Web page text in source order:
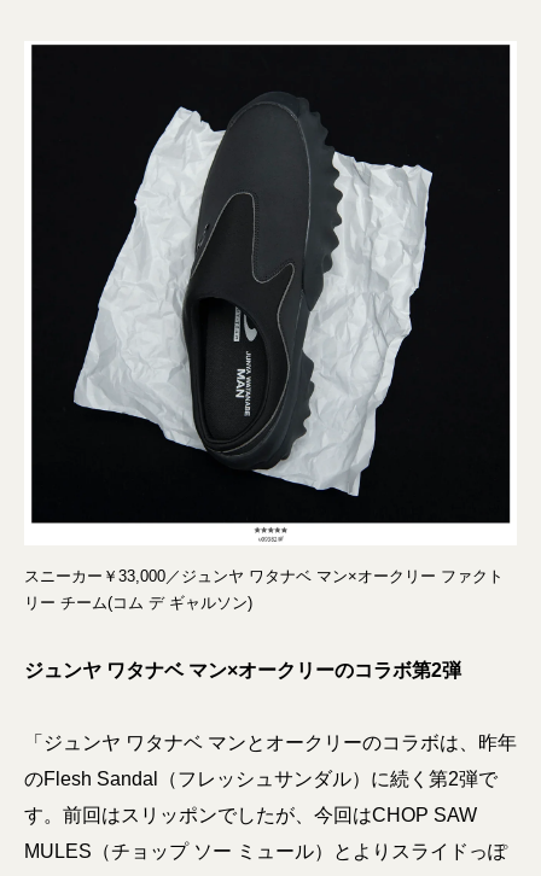
スニーカー￥33,000／ジュンヤ ワタナベ マン×オークリー ファクト
リー チーム(コム デ ギャルソン)
ジュンヤ ワタナベ マン×オークリーのコラボ第2弾
「ジュンヤ ワタナベ マンとオークリーのコラボは、昨年
のFlesh Sandal（フレッシュサンダル）に続く第2弾で
す。前回はスリッポンでしたが、今回はCHOP SAW
MULES（チョップ ソー ミュール）とよりスライドっぽ